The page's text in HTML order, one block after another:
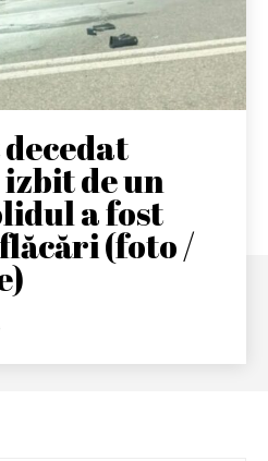
izbit de un
a fost
(foto /